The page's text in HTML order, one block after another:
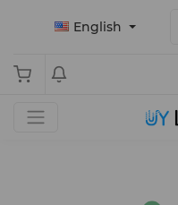
English